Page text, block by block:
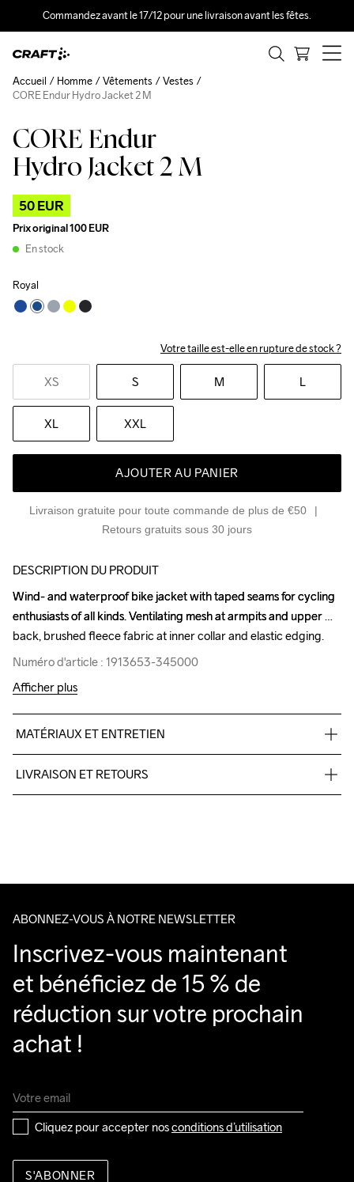
Commandez avant le 17/12 pour une livraison avant les fêtes.
CORE Endur
Hydro Jacket 2 M
50 EUR
Prix original100 EUR
En stock
Royal
Votre taille est-elle en rupture de stock ?
XS S M L
XL XXL
AJOUTER AU PANIER
Livraison gratuite pour toute commande de plus de €50
Retours gratuits sous 30 jours
Accueil Homme Vêtements
Vestes
CORE Endur Hydro Jacket 2 M
Outlet
DESCRIPTION DU PRODUIT
Wind- and waterproof bike jacket with taped seams for cycling
enthusiasts of all kinds. Ventilating mesh at armpits and upper
back, brushed fleece fabric at inner collar and elastic edging.
Numéro d'article : 1913653-345000
Wind- and waterproof bike jacket with taped seams for cycling
enthusiasts of all kinds. Ventilating mesh at armpits and upper
back, brushed fleece fabric at inner collar and elastic edging.
Numéro d'article : 1913653-345000
Afficher plus
MATÉRIAUX ET ENTRETIEN
LIVRAISON ET RETOURS
ABONNEZ-VOUS À NOTRE NEWSLETTER
Inscrivez-vous maintenant
et bénéficiez de 15 % de
réduction sur votre prochain
achat !
Cliquez pour accepter nos conditions d’utilisation
S'ABONNER